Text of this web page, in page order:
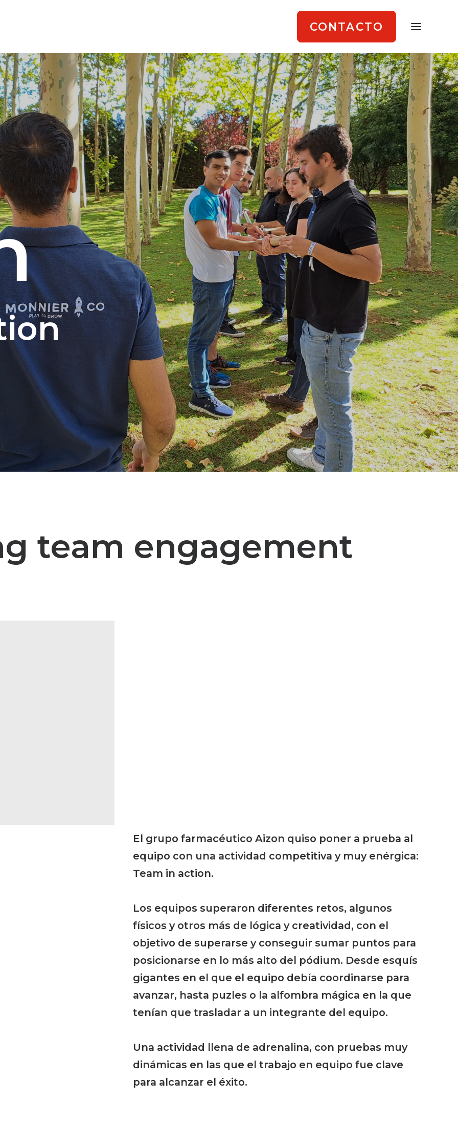
CONTACTO
team engagement
El grupo farmacéutico Aizon quiso poner a prueba al
equipo con una actividad competitiva y muy enérgica:
Team in action.
Los equipos superaron diferentes retos, algunos
físicos y otros más de lógica y creatividad, con el
objetivo de superarse y conseguir sumar puntos para
posicionarse en lo más alto del pódium. Desde esquís
gigantes en el que el equipo debía coordinarse para
avanzar, hasta puzles o la alfombra mágica en la que
tenían que trasladar a un integrante del equipo.
Una actividad llena de adrenalina, con pruebas muy
dinámicas en las que el trabajo en equipo fue clave
para alcanzar el éxito.